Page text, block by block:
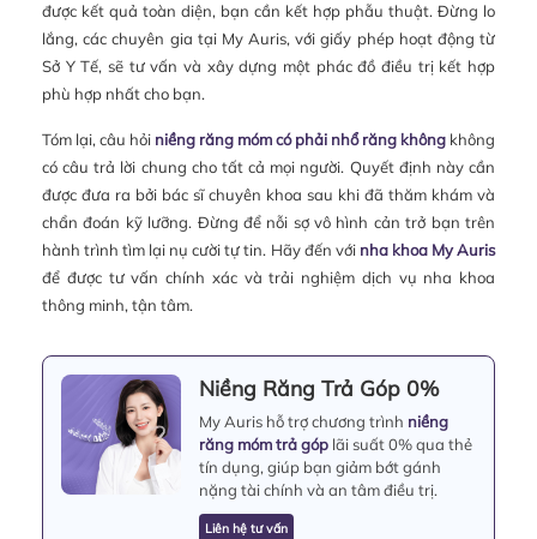
được kết quả toàn diện, bạn cần kết hợp phẫu thuật. Đừng lo
lắng, các chuyên gia tại My Auris, với giấy phép hoạt động từ
Sở Y Tế, sẽ tư vấn và xây dựng một phác đồ điều trị kết hợp
phù hợp nhất cho bạn.
Tóm lại, câu hỏi niềng răng móm có phải nhổ răng không không
có câu trả lời chung cho tất cả mọi người. Quyết định này cần
được đưa ra bởi bác sĩ chuyên khoa sau khi đã thăm khám và
chẩn đoán kỹ lưỡng. Đừng để nỗi sợ vô hình cản trở bạn trên
hành trình tìm lại nụ cười tự tin. Hãy đến với nha khoa My Auris
để được tư vấn chính xác và trải nghiệm dịch vụ nha khoa
thông minh, tận tâm.
Niềng Răng Trả Góp 0%
My Auris hỗ trợ chương trình niềng
răng móm trả góp lãi suất 0% qua thẻ
tín dụng, giúp bạn giảm bớt gánh
nặng tài chính và an tâm điều trị.
Liên hệ tư vấn